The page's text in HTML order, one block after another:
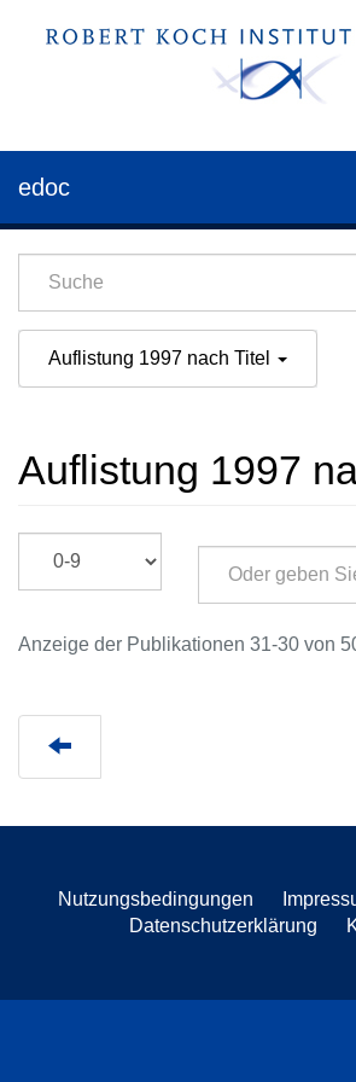
edoc
Auflistung 1997 nach Titel
Auflistung 1997
Anzeige der Publikationen 31-30 von
Nutzungsbedingungen
Datenschutzerklärung